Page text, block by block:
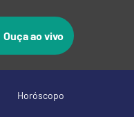
Ouça ao vivo
Horóscopo